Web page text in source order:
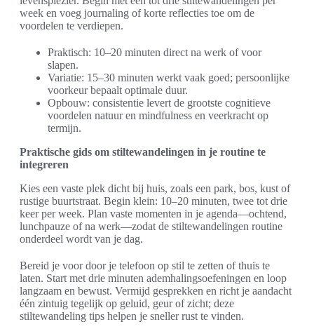
week en voeg journaling of korte reflecties toe om de
voordelen te verdiepen.
Praktisch: 10–20 minuten direct na werk of voor
slapen.
Variatie: 15–30 minuten werkt vaak goed; persoonlijke
voorkeur bepaalt optimale duur.
Opbouw: consistentie levert de grootste cognitieve
voordelen natuur en mindfulness en veerkracht op
termijn.
Praktische gids om stiltewandelingen in je routine te
integreren
Kies een vaste plek dicht bij huis, zoals een park, bos, kust of
rustige buurtstraat. Begin klein: 10–20 minuten, twee tot drie
keer per week. Plan vaste momenten in je agenda—ochtend,
lunchpauze of na werk—zodat de stiltewandelingen routine
onderdeel wordt van je dag.
Bereid je voor door je telefoon op stil te zetten of thuis te
laten. Start met drie minuten ademhalingsoefeningen en loop
langzaam en bewust. Vermijd gesprekken en richt je aandacht
één zintuig tegelijk op geluid, geur of zicht; deze
stiltewandeling tips helpen je sneller rust te vinden.